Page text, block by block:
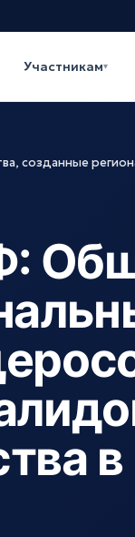
Участникам▾
созданные
в